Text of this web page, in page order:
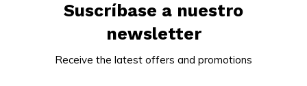
Suscríbase a nuestro
newsletter
Receive the latest offers and promotions